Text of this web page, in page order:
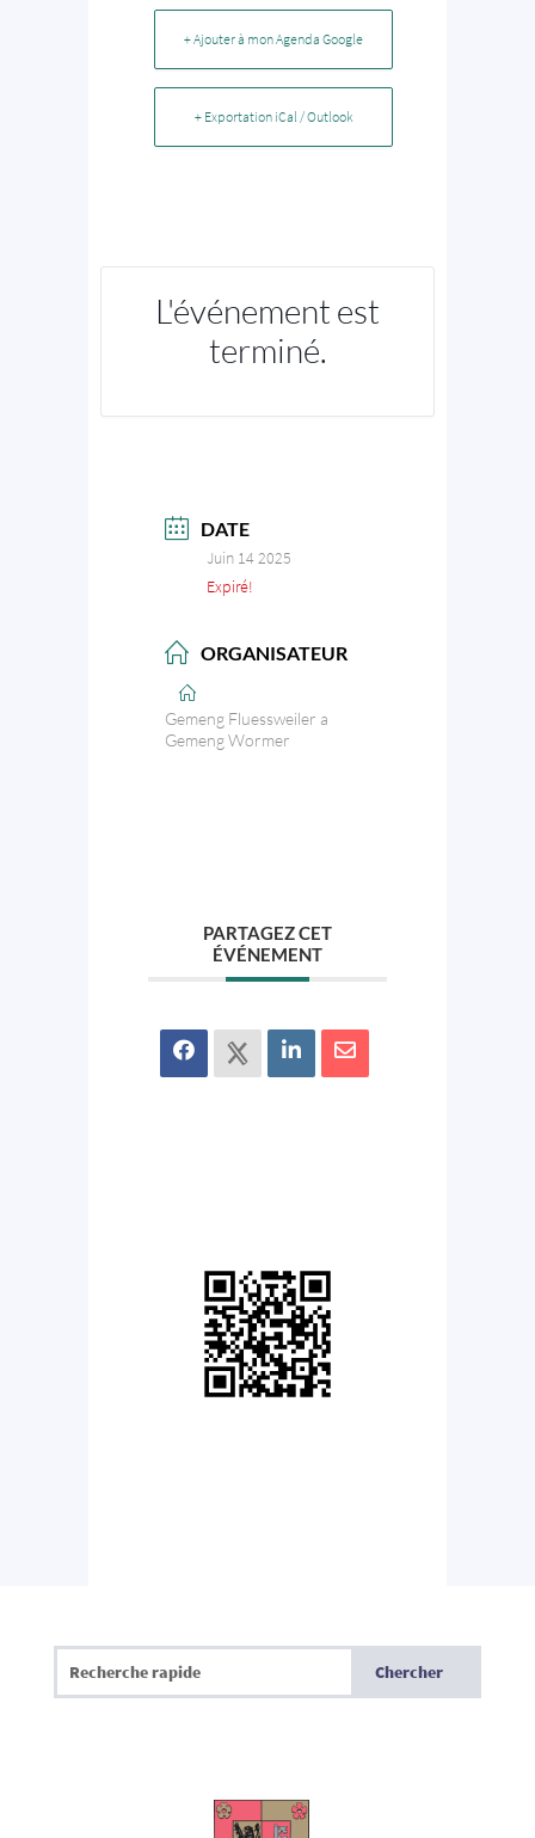
+ Ajouter à mon Agenda Google
+ Exportation iCal / Outlook
L'événement est
terminé.
DATE
Juin 14 2025
Expiré!
ORGANISATEUR
Gemeng Fluessweiler a
Gemeng Wormer
PARTAGEZ CET
ÉVÉNEMENT